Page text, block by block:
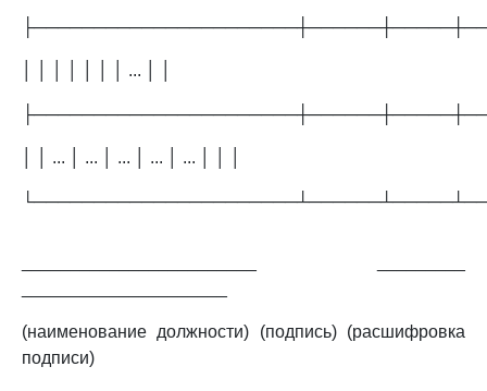
│ │ │ │ │ │ │ ... │ │
│ │ ... │ ... │ ... │ ... │ ... │ │ │
(наименование должности) (подпись) (расшифровка
подписи)